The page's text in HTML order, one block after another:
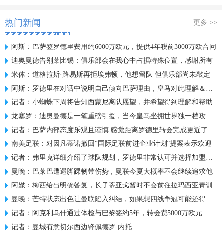
热门新闻 更多 >>
阿斯：巴萨签罗德里费用约6000万欧元，提供4年税前3000万欧合同
迪奥曼德告别莱比锡：俱乐部会在我心中占据特殊位置，感谢所有
米体：道格拉斯·路易斯再拒埃弗顿，他想留队 但俱乐部尚未敲定
阿斯：罗德里在对话中说明自己倾向巴萨理由，皇马对此理解＆祝好
记者：小蜘蛛下周将告知西蒙尼离队愿望，并希望得到理解和帮助
龙塞罗：迪奥曼德是一笔重磅引援，当今皇马坐拥世界独一档攻击线
记者：巴萨内部态度乐观且谨慎 感觉距离罗德里转会完成更近了
南美足联：对因凡蒂诺撤回“国际足联前进企业计划”提案表示欢迎
记者：弗里克详细介绍了球队规划，罗德里非常认可并选择加盟巴萨
曼晚：巴莱巴遭遇脚踝韧带伤势，曼联今夏大概率不会继续追求他
阿媒：梅西给出明确答复，长子蒂亚戈暂时不会前往拉玛西亚青训
曼晚：芒特状态出色让曼联陷入纠结，如果想四线争冠可能还得买人
记者：阿克利乌什通过体检与巴黎签约5年，转会费5000万欧元
记者：曼城有意切尔西边锋佩德罗·内托